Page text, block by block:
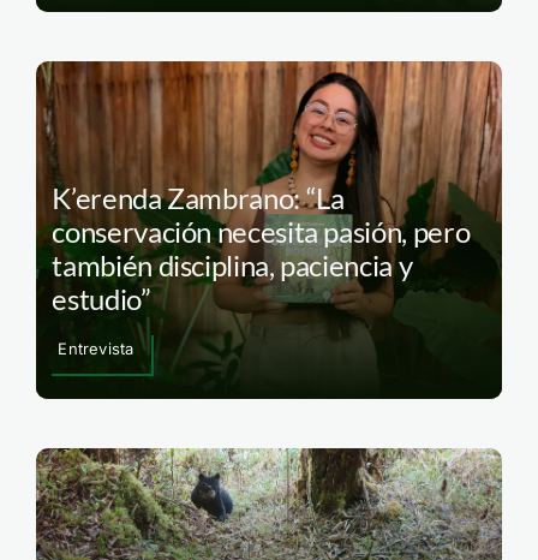
K’erenda Zambrano: “La
conservación necesita pasión, pero
también disciplina, paciencia y
estudio”
Entrevista